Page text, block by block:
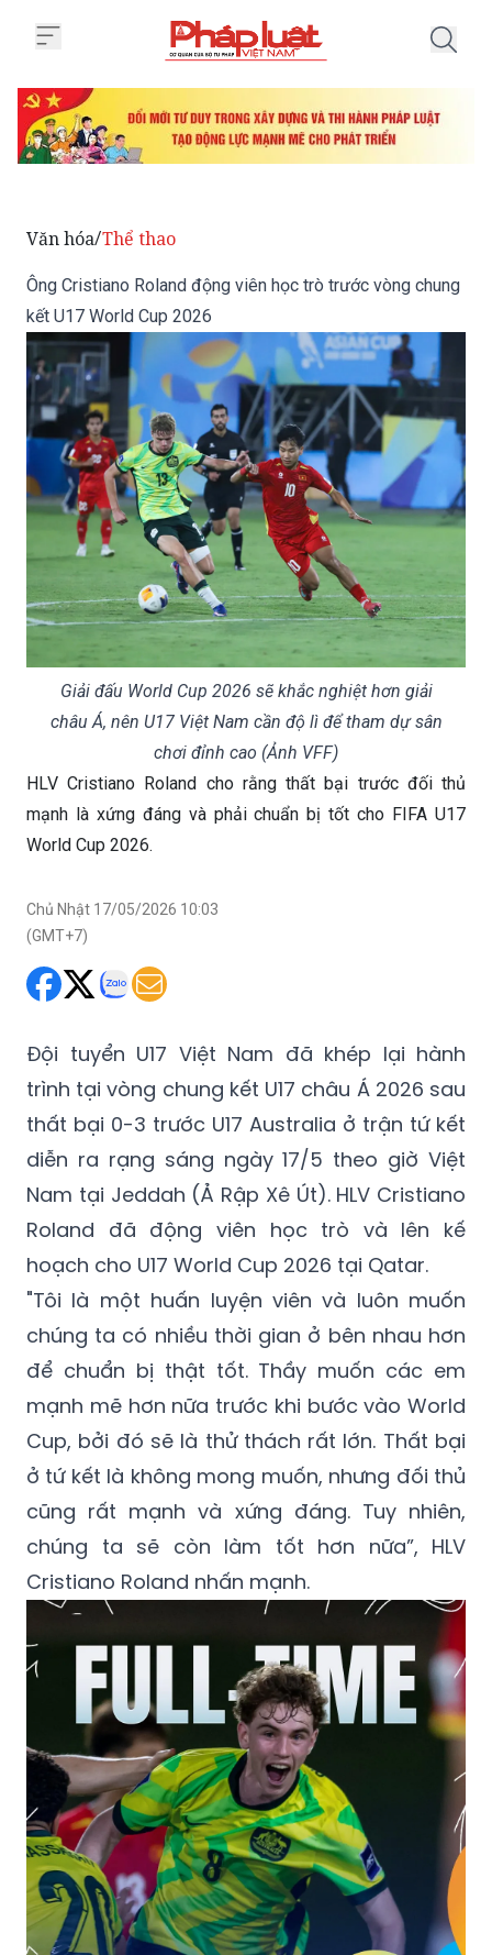
Văn hóa/Thể thao
Ông Cristiano Roland động viên học trò trước vòng chung
kết U17 World Cup 2026
Giải đấu World Cup 2026 sẽ khắc nghiệt hơn giải
châu Á, nên U17 Việt Nam cần độ lì để tham dự sân
chơi đỉnh cao (Ảnh VFF)
HLV Cristiano Roland cho rằng thất bại trước đối thủ
mạnh là xứng đáng và phải chuẩn bị tốt cho FIFA U17
World Cup 2026.
Chủ Nhật 17/05/2026 10:03
(GMT+7)
Đội tuyển U17 Việt Nam đã khép lại hành
trình tại vòng chung kết U17 châu Á 2026 sau
thất bại 0-3 trước U17 Australia ở trận tứ kết
diễn ra rạng sáng ngày 17/5 theo giờ Việt
Nam tại Jeddah (Ả Rập Xê Út). HLV Cristiano
Roland đã động viên học trò và lên kế
hoạch cho U17 World Cup 2026 tại Qatar.
"Tôi là một huấn luyện viên và luôn muốn
chúng ta có nhiều thời gian ở bên nhau hơn
để chuẩn bị thật tốt. Thầy muốn các em
mạnh mẽ hơn nữa trước khi bước vào World
Cup, bởi đó sẽ là thử thách rất lớn. Thất bại
ở tứ kết là không mong muốn, nhưng đối thủ
cũng rất mạnh và xứng đáng. Tuy nhiên,
chúng ta sẽ còn làm tốt hơn nữa”, HLV
Cristiano Roland nhấn mạnh.